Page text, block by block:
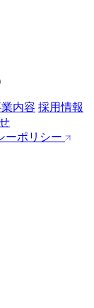
内容 採用情報
ーポリシー